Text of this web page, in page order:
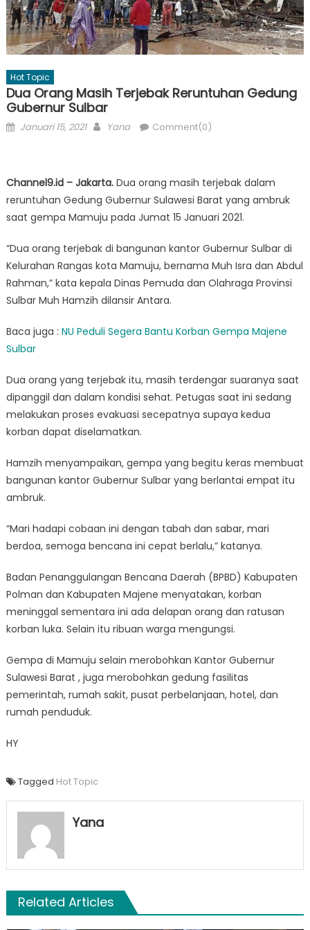
Hot Topic
Dua Orang Masih Terjebak Reruntuhan Gedung
Gubernur Sulbar
Posted
Januari 15, 2021 Author
Yana Comment(0)
Channel9.id – Jakarta. Dua orang masih terjebak dalam
reruntuhan Gedung Gubernur Sulawesi Barat yang ambruk
saat gempa Mamuju pada Jumat 15 Januari 2021.
“Dua orang terjebak di bangunan kantor Gubernur Sulbar di
Kelurahan Rangas kota Mamuju, bernama Muh Isra dan Abdul
Rahman,” kata kepala Dinas Pemuda dan Olahraga Provinsi
Sulbar Muh Hamzih dilansir Antara.
Baca juga : NU Peduli Segera Bantu Korban Gempa Majene
Sulbar
Dua orang yang terjebak itu, masih terdengar suaranya saat
dipanggil dan dalam kondisi sehat. Petugas saat ini sedang
melakukan proses evakuasi secepatnya supaya kedua
korban dapat diselamatkan.
Hamzih menyampaikan, gempa yang begitu keras membuat
bangunan kantor Gubernur Sulbar yang berlantai empat itu
ambruk.
“Mari hadapi cobaan ini dengan tabah dan sabar, mari
berdoa, semoga bencana ini cepat berlalu,” katanya.
Badan Penanggulangan Bencana Daerah (BPBD) Kabupaten
Polman dan Kabupaten Majene menyatakan, korban
meninggal sementara ini ada delapan orang dan ratusan
korban luka. Selain itu ribuan warga mengungsi.
Gempa di Mamuju selain merobohkan Kantor Gubernur
Sulawesi Barat , juga merobohkan gedung fasilitas
pemerintah, rumah sakit, pusat perbelanjaan, hotel, dan
rumah penduduk.
HY
Tagged Hot Topic
Yana
Related Articles